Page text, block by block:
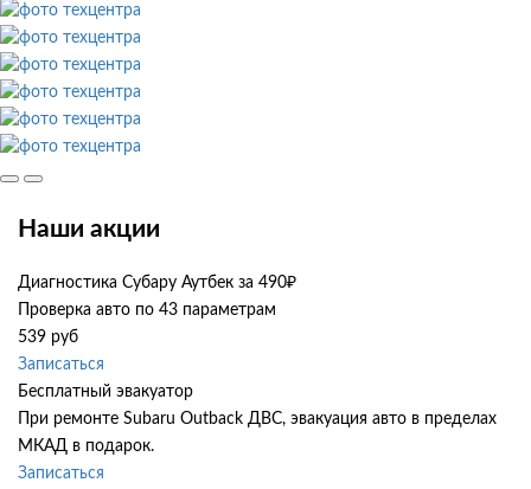
Наши акции
Диагностика Субару Аутбек за 490₽
Проверка авто по 43 параметрам
539 руб
Записаться
Бесплатный эвакуатор
При ремонте Subaru Outback ДВС, эвакуация авто в пределах
МКАД в подарок.
Записаться